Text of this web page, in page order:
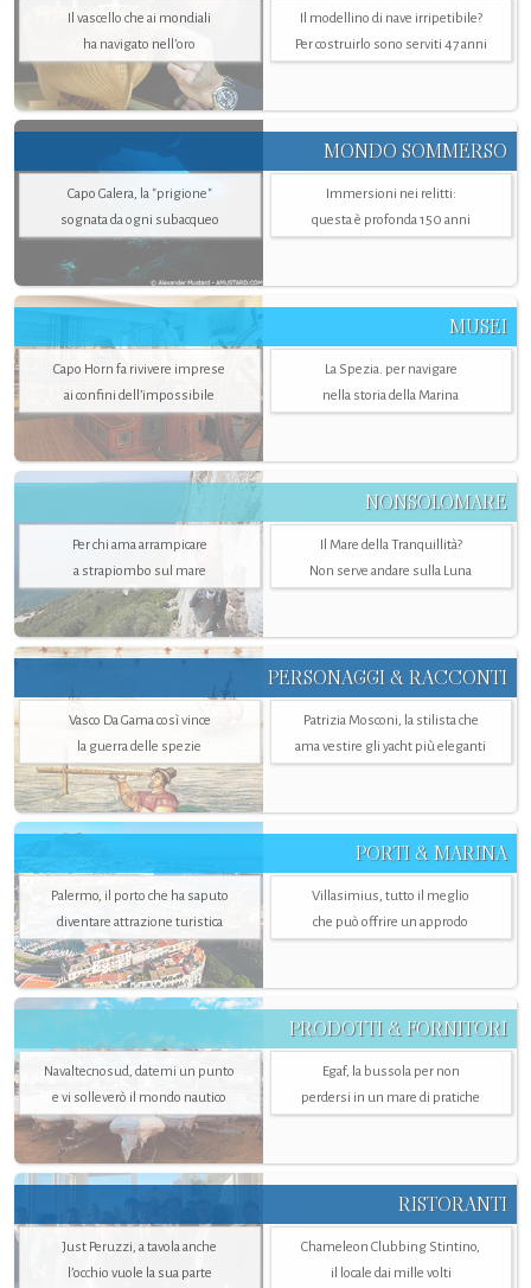
Il vascello che ai mondiali
ha navigato nell’oro
Il modellino di nave irripetibile?
Per costruirlo sono serviti 47 anni
MONDO SOMMERSO
Capo Galera, la "prigione"
sognata da ogni subacqueo
Immersioni nei relitti:
questa è profonda 150 anni
MUSEI
Capo Horn fa rivivere imprese
ai confini dell’impossibile
La Spezia. per navigare
nella storia della Marina
NONSOLOMARE
Per chi ama arrampicare
a strapiombo sul mare
Il Mare della Tranquillità?
Non serve andare sulla Luna
PERSONAGGI & RACCONTI
Vasco Da Gama così vince
la guerra delle spezie
Patrizia Mosconi, la stilista che
ama vestire gli yacht più eleganti
PORTI & MARINA
Palermo, il porto che ha saputo
diventare attrazione turistica
Villasimius, tutto il meglio
che può offrire un approdo
PRODOTTI & FORNITORI
Navaltecnosud, datemi un punto
e vi solleverò il mondo nautico
Egaf, la bussola per non
perdersi in un mare di pratiche
RISTORANTI
Just Peruzzi, a tavola anche
l’occhio vuole la sua parte
Chameleon Clubbing Stintino,
il locale dai mille volti